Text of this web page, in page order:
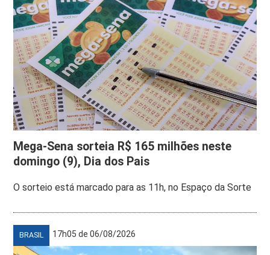
Mega-Sena sorteia R$ 165 milhões neste
domingo (9), Dia dos Pais
O sorteio está marcado para as 11h, no Espaço da Sorte
BRASIL 17h05 de 06/08/2026